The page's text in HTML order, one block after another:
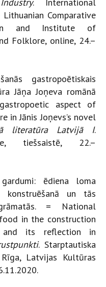
Lithuanian Comparative
and Institute of
Folklore, online, 24.–
gastropoētiskais
Jāņa Joņeva romānā
aspect of
in Jānis Joņevs’s novel
literatūra Latvijā I.
tiešsaistē, 22.–
ēdiena loma
konstruēšanā un tās
= National
in the construction
its reflection in
. Starptautiska
Latvijas Kultūras